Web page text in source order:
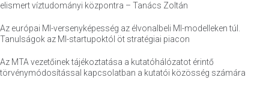
elismert víztudományi központra – Tanács Zoltán
Az európai MI-versenyképesség az élvonalbeli MI-modelleken túl.
Tanulságok az MI-startupoktól öt stratégiai piacon
Az MTA vezetőinek tájékoztatása a kutatóhálózatot érintő
törvénymódosítással kapcsolatban a kutatói közösség számára